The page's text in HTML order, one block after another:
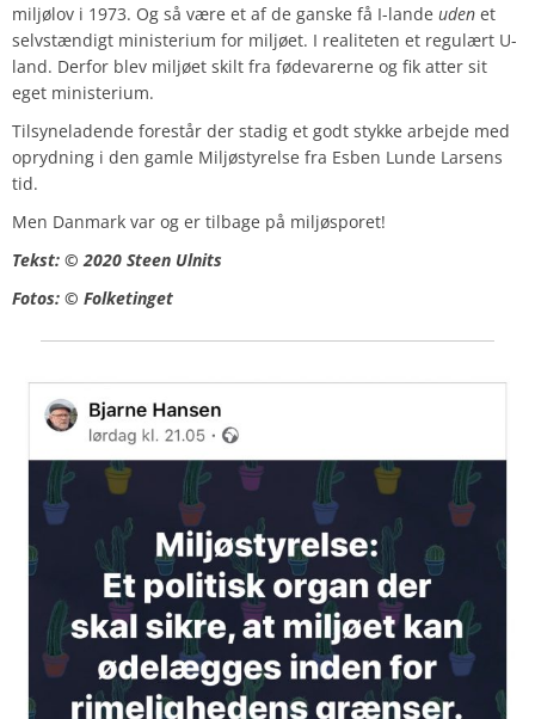
miljølov i 1973. Og så være et af de ganske få I-lande uden et
selvstændigt ministerium for miljøet. I realiteten et regulært U-
land. Derfor blev miljøet skilt fra fødevarerne og fik atter sit
eget ministerium.
Tilsyneladende forestår der stadig et godt stykke arbejde med
oprydning i den gamle Miljøstyrelse fra Esben Lunde Larsens
tid.
Men Danmark var og er tilbage på miljøsporet!
Tekst: © 2020 Steen Ulnits
Fotos: © Folketinget